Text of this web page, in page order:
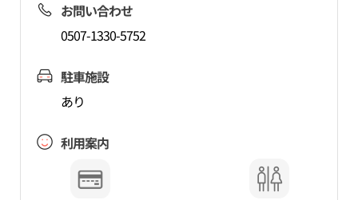
お問い合わせ
0507-1330-5752
駐車施設
あり
利用案内